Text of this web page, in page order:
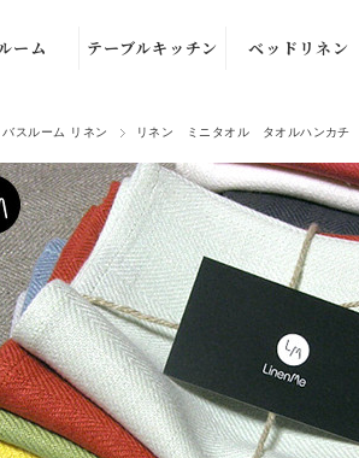
ーム
タオル
オル
タオル
イズ）
用品
テーブルキッチン
ン
キッチンクロ
ス・ふきん
テーブルクロ
ス・ランナー
プレイス・ラン
チョンマット
バスケット
ベッドリネン
カバー
ブランケット・
スロー
クッションカバ
ー
バスルーム リネン リネン ミニタオル タオルハンカチ